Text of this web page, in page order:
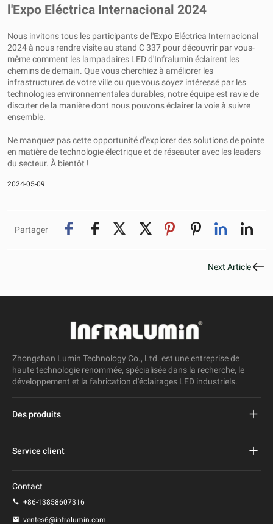
l'Expo Eléctrica Internacional 2024
Nous invitons tous les participants de l'Expo Eléctrica Internacional
2024 à nous rendre visite au stand C 337 pour découvrir par vous-
même comment les lampadaires LED d'Infralumin éclairent les
chemins de demain. Que vous cherchiez à améliorer les
infrastructures de votre ville ou que vous soyez intéressé par les
technologies environnementales durables, notre équipe est ravie de
discuter de la manière dont nous pouvons éclairer la voie à suivre
ensemble.
Ne manquez pas cette opportunité d'explorer des solutions de pointe
en matière de technologie électrique et de réseauter avec les leaders
du secteur. À bientôt !
2024-05-09
Partager
Next Article
Zhongshan Lumin Technology Co., Ltd. est une entreprise de
haute technologie renommée, spécialisée dans la recherche, le
développement et la fabrication d'éclairages LED industriels.
Des produits
Lumière de poteau menée
Service client
politique de confidentialité
Contact
+86-13858607316
ventes6@infralumin.com